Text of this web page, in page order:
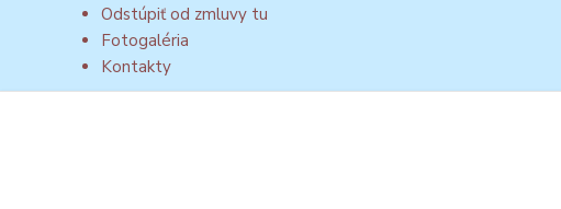
Odstúpiť od zmluvy tu
Fotogaléria
Kontakty